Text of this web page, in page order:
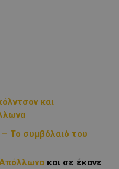
και
Το συμβόλαιό του
και σε έκανε